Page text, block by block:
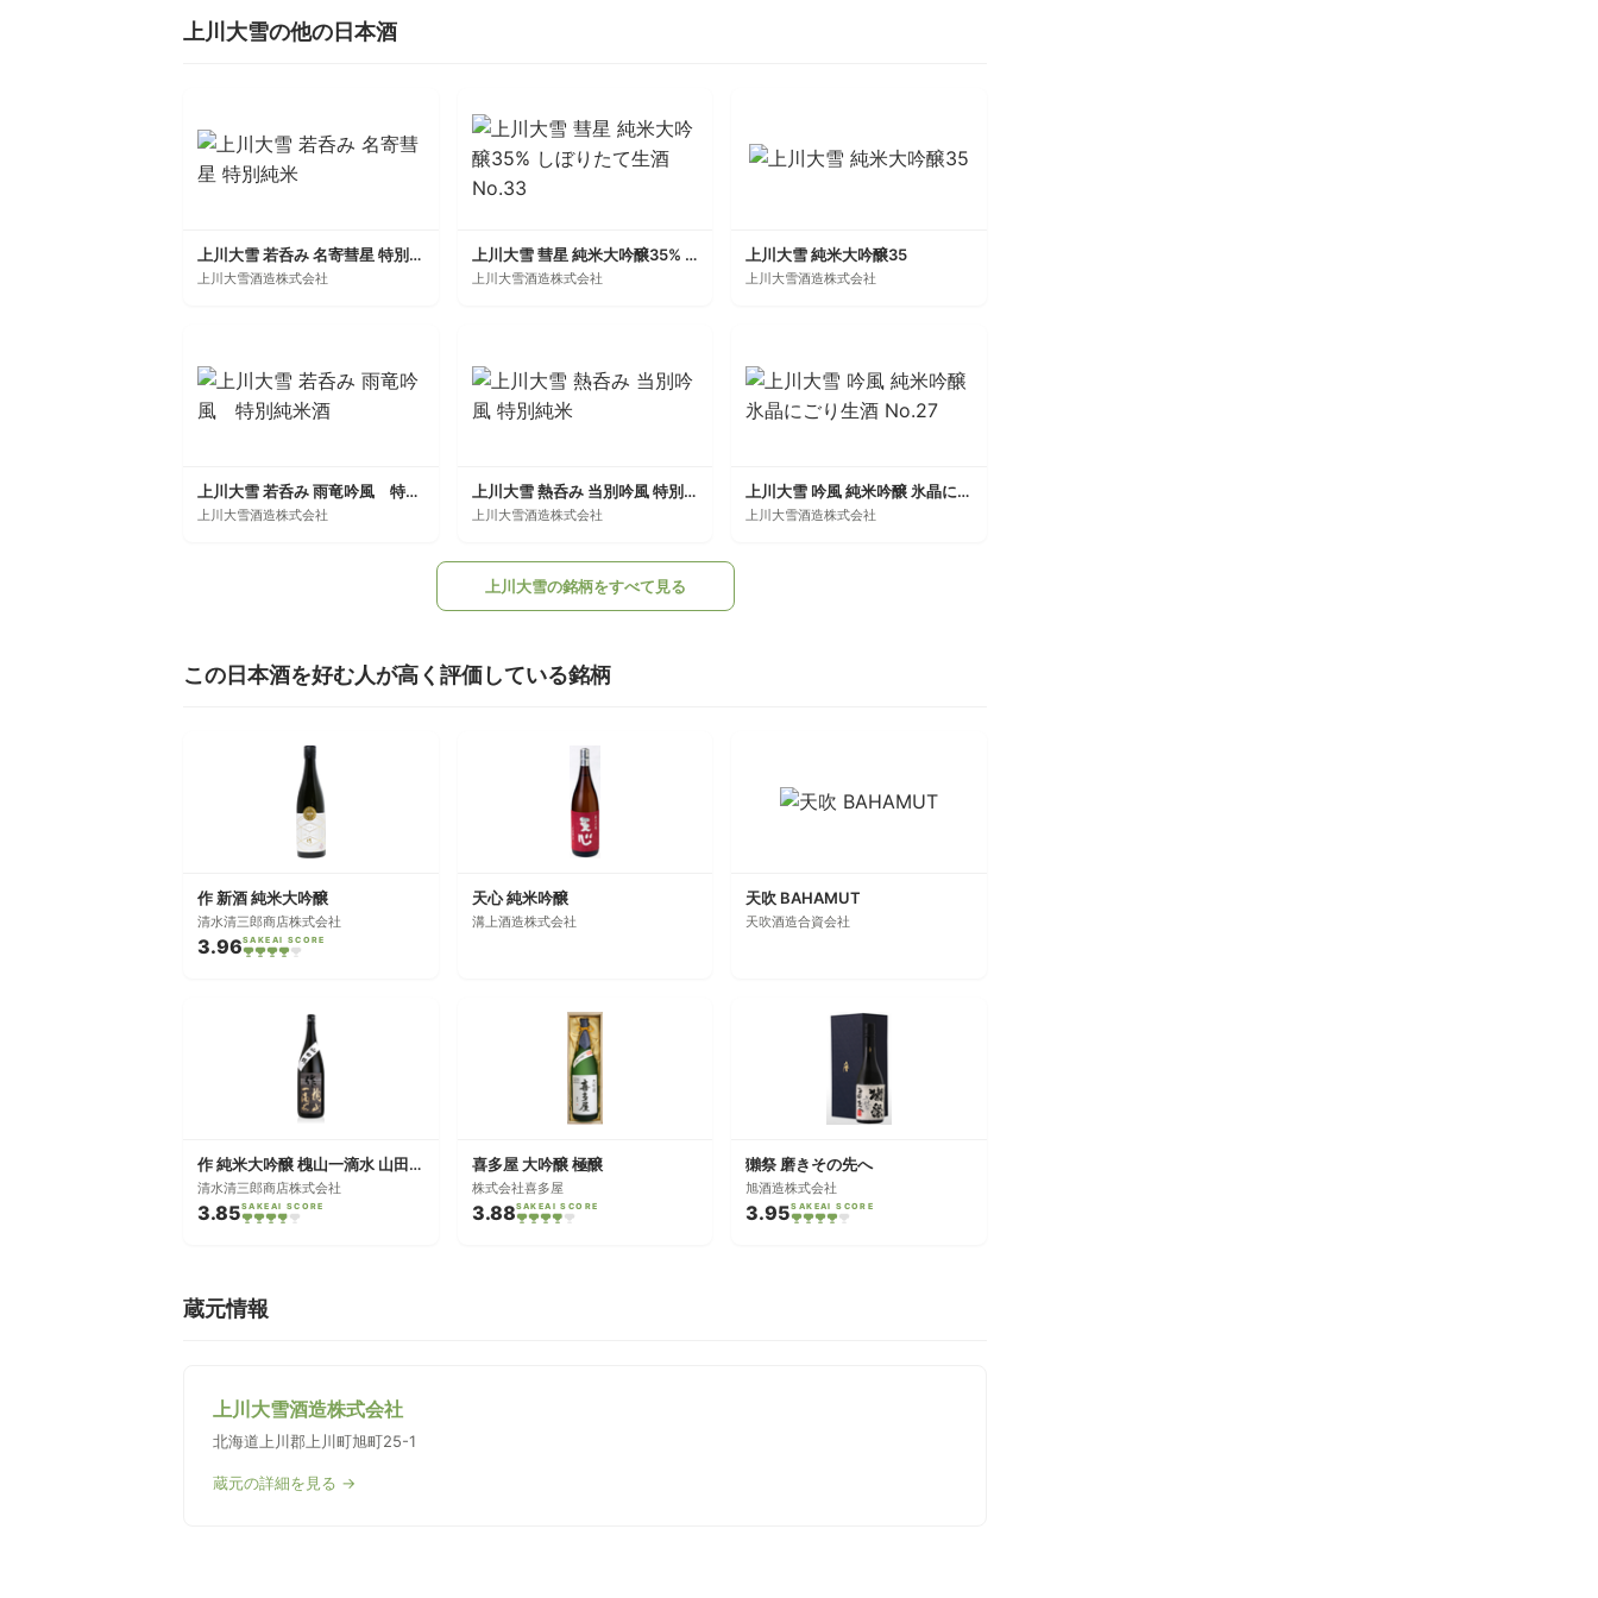
上川大雪の他の日本酒
上川大雪 若呑み 名寄彗星 特別純米
上川大雪酒造株式会社
上川大雪 彗星 純米大吟醸35% しぼりたて生酒 No.33
上川大雪酒造株式会社
上川大雪 純米大吟醸35
上川大雪酒造株式会社
上川大雪 若呑み 雨竜吟風 特別純米酒
上川大雪酒造株式会社
上川大雪 熱呑み 当別吟風 特別純米
上川大雪酒造株式会社
上川大雪 吟風 純米吟醸 氷晶にごり生酒 No.27
上川大雪酒造株式会社
上川大雪の銘柄をすべて見る
この日本酒を好む人が高く評価している銘柄
作 新酒 純米大吟醸
清水清三郎商店株式会社
3.96SAKEAI SCORE
天心 純米吟醸
溝上酒造株式会社
天吹 BAHAMUT
天吹酒造合資会社
作 純米大吟醸 槐山一滴水 山田錦
清水清三郎商店株式会社
3.85SAKEAI SCORE
喜多屋 大吟醸 極醸
株式会社喜多屋
3.88SAKEAI SCORE
獺祭 磨きその先へ
旭酒造株式会社
3.95SAKEAI SCORE
蔵元情報
上川大雪酒造株式会社
北海道上川郡上川町旭町25-1
蔵元の詳細を見る →